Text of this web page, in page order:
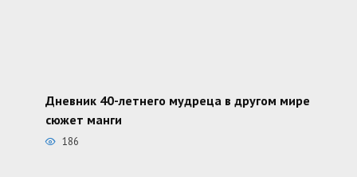
Дневник 40-летнего мудреца в другом мире
сюжет манги
186